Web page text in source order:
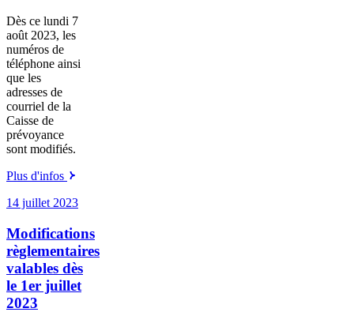
Dès ce lundi 7
août 2023, les
numéros de
téléphone ainsi
que les
adresses de
courriel de la
Caisse de
prévoyance
sont modifiés.
Plus d'infos
14 juillet 2023
Modifications
règlementaires
valables dès
le 1er juillet
2023